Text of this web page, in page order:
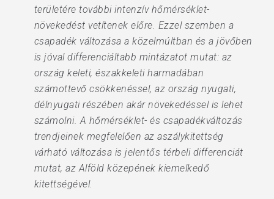
területére további intenzív hőmérséklet-
növekedést vetítenek előre. Ezzel szemben a
csapadék változása a közelmúltban és a jövőben
is jóval differenciáltabb mintázatot mutat: az
ország keleti, északkeleti harmadában
számottevő csökkenéssel, az ország nyugati,
délnyugati részében akár növekedéssel is lehet
számolni. A hőmérséklet- és csapadékváltozás
trendjeinek megfelelően az aszálykitettség
várható változása is jelentős térbeli differenciát
mutat, az Alföld közepének kiemelkedő
kitettségével.